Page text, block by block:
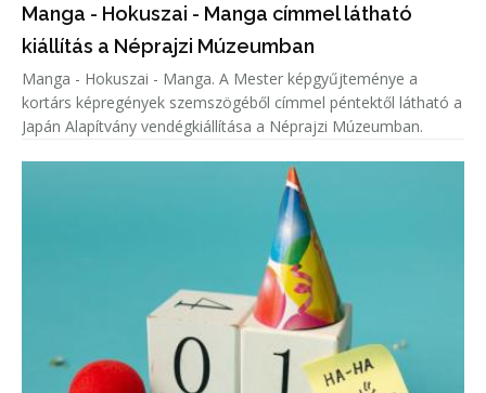
Manga - Hokuszai - Manga címmel látható
kiállítás a Néprajzi Múzeumban
Manga - Hokuszai - Manga. A Mester képgyűjteménye a
kortárs képregények szemszögéből címmel péntektől látható a
Japán Alapítvány vendégkiállítása a Néprajzi Múzeumban.